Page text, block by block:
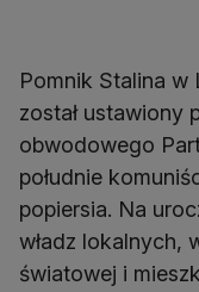
Pomnik Stalina w
został ustawiony
obwodowego
południe
popiersia. Na
władz lokalnych,
światowej i